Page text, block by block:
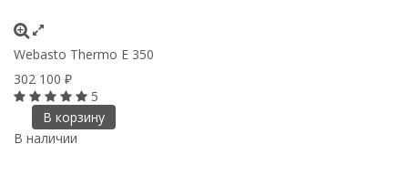
Webasto Thermo Е 350
302 100 ₽
5
В корзину
В наличии